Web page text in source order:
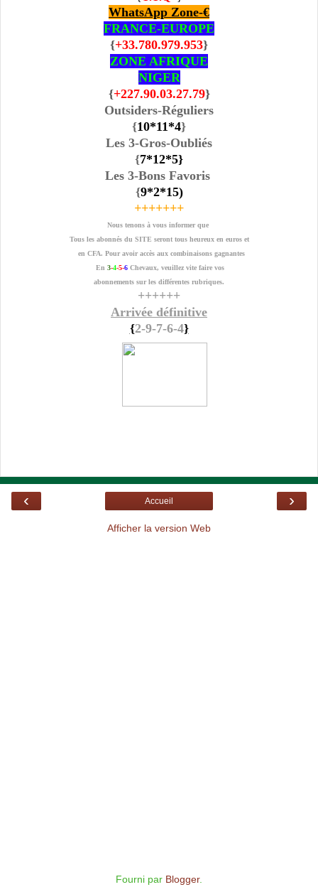
WhatsApp Zone-€
FRANCE-EUROPE
{+33.780.979.953}
ZONE AFRIQUE
NIGER
{+227.90.03.27.79}
Outsiders-Réguliers
{10*11 *4}
Les 3-Gros-Oubliés
{7*12*5}
Les 3-Bons Favoris
{9*2*15)
+++++++
Nous tenons à vous informer que
Tous les abonnés du SITE seront tous heureux en euros et
en CFA. Pour avoir accès aux combinaisons gagnantes
En 3-4-5-6 Chevaux, veuillez vite faire vos
abonnements sur les différentes rubriques.
++++++
Arrivée définitive
{2-9-7-6-4}
‹ ›
Accueil
Afficher la version Web
Fourni par Blogger.